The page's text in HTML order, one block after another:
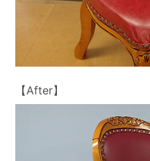
【After】